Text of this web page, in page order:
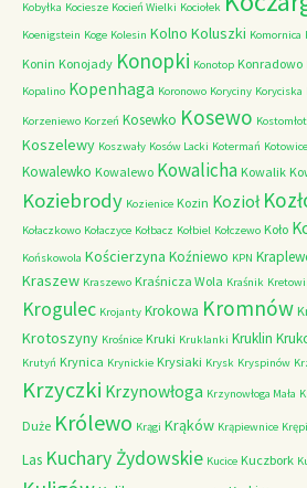
Kobyłka Kociesze Kocień Wielki Kociołek
Koenigstein Koge Kolesin Kolno Koluszki Komornica
Konin Konojady Konopki Konotop Konradowo
Kopalino Kopenhaga Koronowo Koryciny Koryciska
Korzeniewo Korzeń Kosewko Kosewo
Koszelewy Koszwały Kosów Lacki Kotermań Kotowice
Kowalewko Kowalewo Kowalicha Kowalik
Koziebrody Kozienice Kozin Kozioł
Kołaczkowo Kołaczyce Kołbacz Kołbiel Kołczewo Koło
Końskowola Kościerzyna Koźniewo KPN
Kraszew Kraszewo Kraśnicza Wola Kraśnik
Krogulec Krojanty Krokowa Kromnów
Krotoszyny Krośnice Kruki Kruklanki Kruklin
Krutyń Krynica Krynickie Krysiaki Krysk Kryspinów
Krzyczki Krzynowłoga Krzynowłoga Mała
Duże Królewo Krągi Krąków Krąpiewnice
Las Kuchary Żydowskie Kucice Kuczbork